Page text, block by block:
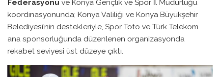
Federasyonu ve Konya Gençlik ve Spor İl Müdürlüğü
koordinasyonunda; Konya Valiliği ve Konya Büyükşehir
Belediyesi’nin destekleriyle, Spor Toto ve Türk Telekom
ana sponsorluğunda düzenlenen organizasyonda
rekabet seviyesi üst düzeye çıktı.